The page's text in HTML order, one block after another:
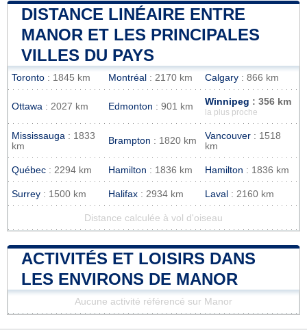
DISTANCE LINÉAIRE ENTRE
MANOR ET LES PRINCIPALES
VILLES DU PAYS
Toronto : 1845 km Montréal : 2170 km Calgary : 866 km
Ottawa : 2027 km Edmonton : 901 km Winnipeg : 356 km
la plus proche
Mississauga : 1833
km
Brampton : 1820 km Vancouver : 1518
km
Québec : 2294 km Hamilton : 1836 km Hamilton : 1836 km
Surrey : 1500 km Halifax : 2934 km Laval : 2160 km
Distance calculée à vol d'oiseau
ACTIVITÉS ET LOISIRS DANS
LES ENVIRONS DE MANOR
Aucune activité référencé sur Manor